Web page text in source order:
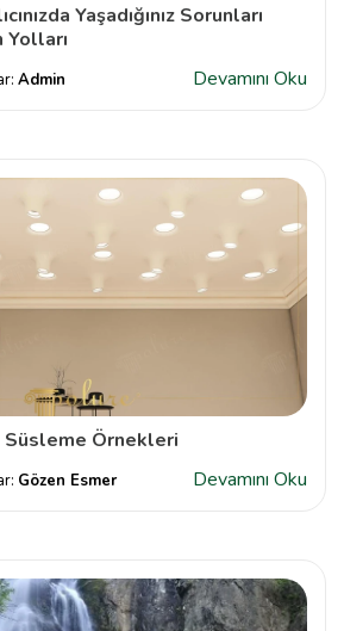
Yaşadığınız Sorunları
Yolları
Admin Devamını Oku
Süsleme Örnekleri
Gözen Esmer Devamını Oku